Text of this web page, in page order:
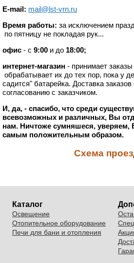
E-mail: mail@lst-vrn.ru
Время работы: за исключением
по пятницу не покладая рук...
офис - с 9:00 и до 18:00;
интернет-магазин - принимает заказы
обрабатывает их до тех пор, пока у
садится" батарейка. Доставка
согласованию с заказчиком.
И, да, - спасибо, что среди
всевозможных и различных, Вы
нам. Ничтоже сумняшеся, уверяем,
самым положительным образом.
Схема
Каталог
Освещение
Отопительное оборудование
Печи для бани и отопления